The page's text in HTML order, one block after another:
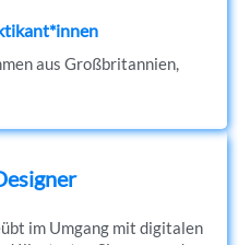
aus Großbritannien,
im Umgang mit digitalen